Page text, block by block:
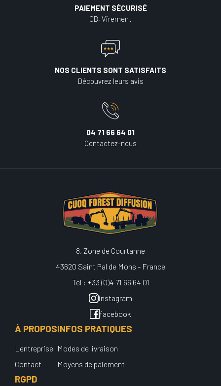
PAIEMENT SÉCURISÉ
CB, Virement
NOS CLIENTS SONT SATISFAITS
Découvrez leurs avis
04 71 66 64 01
Contactez-nous
8, Zone de Courtanne
43620 Saint Pal de Mons - France
Tel : +33 (0)4 71 66 64 01
instagram
facebook
À PROPOS
L'entreprise
Contact
INFOS PRATIQUES
Modes de livraison
Moyens de paiement
RGPD